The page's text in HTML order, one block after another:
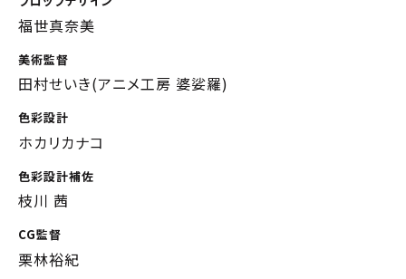
福世真奈美
美術監督
田村せいき(アニメ工房 婆娑羅)
色彩設計
ホカリカナコ
色彩設計補佐
枝川 茜
CG監督
栗林裕紀